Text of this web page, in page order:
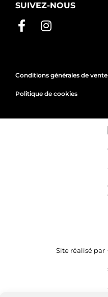
SUIVEZ-NOUS
Conditions générales de vente
Politique de cookies
Site réalisé par